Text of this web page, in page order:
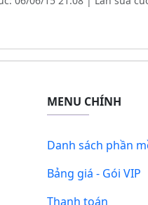
MENU CHÍNH
Danh sách phần
Bảng giá - Gói VIP
Thanh toán